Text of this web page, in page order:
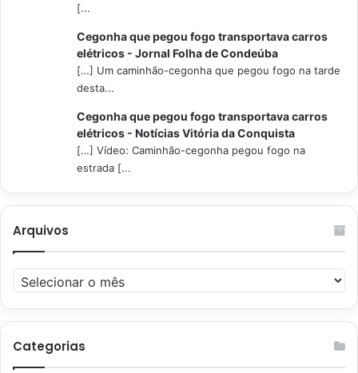
[...
Cegonha que pegou fogo transportava carros
elétricos - Jornal Folha de Condeúba
[…] Um caminhão-cegonha que pegou fogo na tarde
desta...
Cegonha que pegou fogo transportava carros
elétricos - Notícias Vitória da Conquista
[…] Vídeo: Caminhão-cegonha pegou fogo na
estrada [...
Arquivos
Arquivos
Categorias